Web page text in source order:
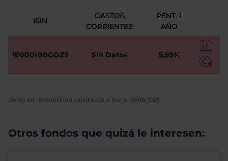
ISIN
GASTOS
CORRIENTES
RENT. 1
AÑO
IE000IB0GOZ2 Sin Datos 5,59%
Datos de rentabilidad calculados a fecha 05/06/2025
Otros fondos que quizá le interesen: